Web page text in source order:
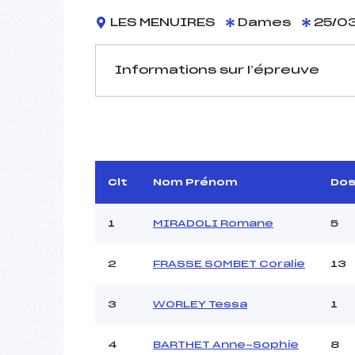
LES MENUIRES Dames 25/
Informations sur l’épreuve
Arbitre :
Assistant :
MANCHE 1
Heure de départ :
Ouvreurs A :
Clt Nom Prénom Dos
1 MIRADOLI Romane 5
2 FRASSE SOMBET Coralie 13
3 WORLEY Tessa 1
4 BARTHET Anne-Sophie 8